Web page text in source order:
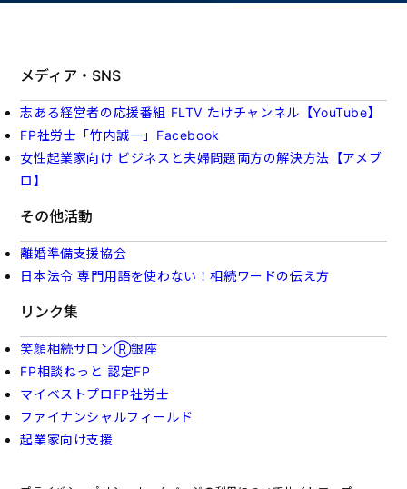
メディア・SNS
志ある経営者の応援番組 FLTV たけチャンネル【YouTube】
FP社労士「竹内誠一」Facebook
女性起業家向け ビジネスと夫婦問題両方の解決方法【アメブ
ロ】
その他活動
離婚準備支援協会
日本法令 専門用語を使わない！相続ワードの伝え方
リンク集
笑顔相続サロンⓇ銀座
FP相談ねっと 認定FP
マイベストプロFP社労士
ファイナンシャルフィールド
起業家向け支援